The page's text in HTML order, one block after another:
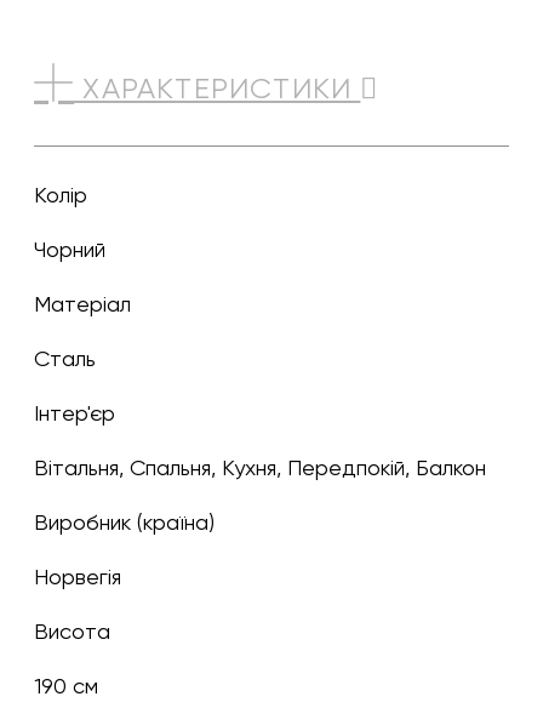
ХАРАКТЕРИСТИКИ
Колір
чорний
Матеріал
Сталь
Інтер'єр
Вітальня, Спальня, Кухня, Передпокій, Балкон
Виробник (країна)
Норвегія
Висота
190 см